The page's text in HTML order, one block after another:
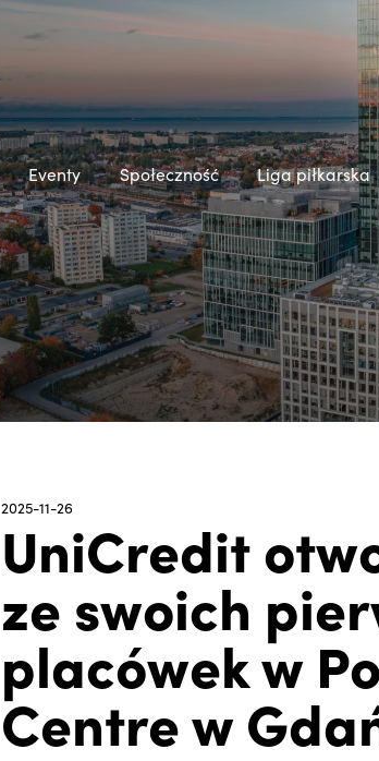
Eventy Społeczność Liga piłkarska
2025-11-26
UniCredit
ze swoich
placówek w
Centre w